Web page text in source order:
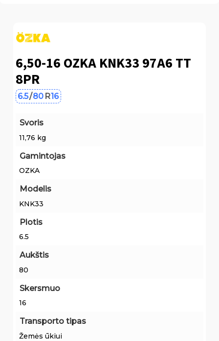
6,50-16 OZKA KNK33 97A6 TT
8PR
6.5/80 R16
Svoris
11,76 kg
Gamintojas
OZKA
Modelis
KNK33
Plotis
6.5
Aukštis
80
Skersmuo
16
Transporto tipas
Žemės ūkiui